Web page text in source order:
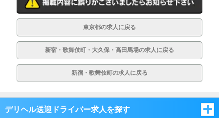
東京都の求人に戻る
新宿・歌舞伎町・大久保・高田馬場の求人に戻る
新宿・歌舞伎町の求人に戻る
デリヘル送迎ドライバー求人を探す